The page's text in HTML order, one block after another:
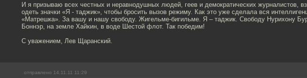
И я призываю всех честных и неравнодушных людей, геев и демократических журналистов,
одеть значки «Я - таджик», чтобы бросить вызов режиму. Как это уже сделала вся
«Матрешка». За вашу и нашу свободу. Жигельме-бигильме. Я – таджик. Свободу Нурихону
Боннэр, на земле Хайкин, в воде Шестой флот. Так победим!
С уважением, Лев Щаранский.
отправлено 14.11.11 11:29